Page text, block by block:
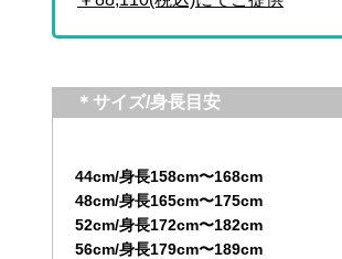
＊サイズ/身長目安
44cm/身長158cm〜168cm
48cm/身長165cm〜175cm
52cm/身長172cm〜182cm
56cm/身長179cm〜189cm